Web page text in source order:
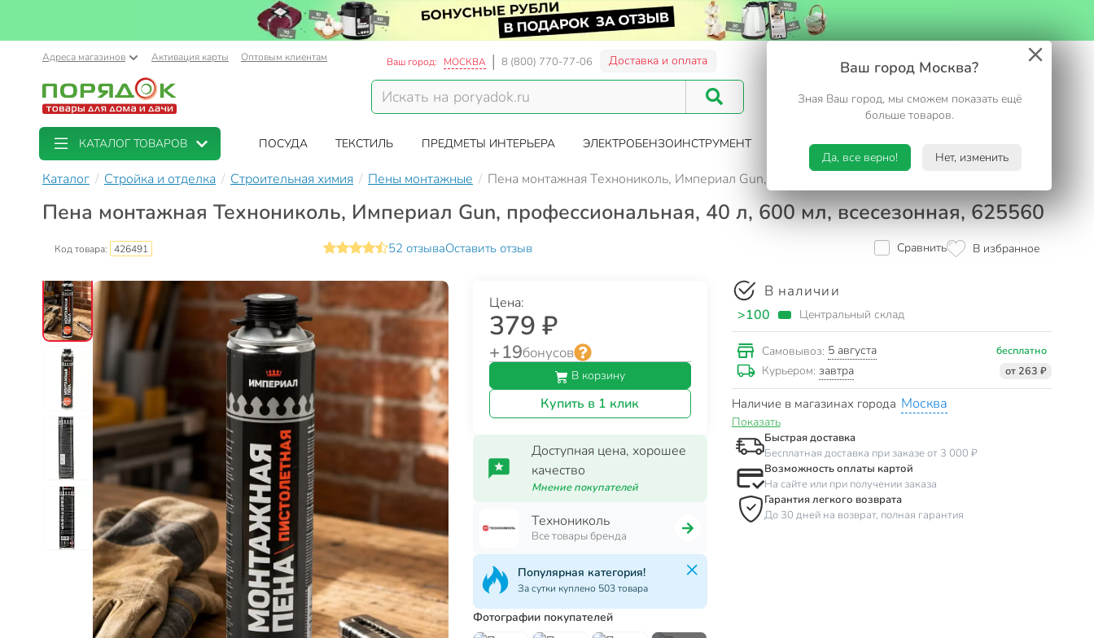
Ваш город Москва?
Зная Ваш город, мы сможем показать ещё
больше товаров.
Да, все верно! Нет, изменить
Адреса магазинов Активация карты Оптовым клиентам Ваш город: МОСКВА 8 (800) 770-77-06 Доставка и оплата
Корзина
КАТАЛОГ ТОВАРОВ ПОСУДА ТЕКСТИЛЬ ПРЕДМЕТЫ ИНТЕРЬЕРА ЭЛЕКТРОБЕНЗОИНСТРУМЕНТ САД И ОГОРОД ТУРИЗМ. ОТДЫХ НА ДАЧЕ
Каталог Стройка и отделка Строительная химия Пены монтажные Пена монтажная Технониколь, Империал Gun, профессиональная, 40 л, 600 мл, всесезонная,
Пена монтажная Технониколь, Империал Gun, профессиональная, 40 л, 600 мл, всесезонная, 625560
Код товара: 426491 52 отзываОставить отзыв Сравнить В избранное
Цена:
379 ₽
+ 19бонусов
В корзину
Купить в 1 клик
Доступная цена, хорошее
качество
Мнение покупателей
Технониколь
Все товары бренда
Популярная категория!
За сутки куплено 503 товара
Фотографии покупателей
В наличии
>100 Центральный склад
Самовывоз: 5 августа бесплатно
Курьером: завтра от 263 ₽
Наличие в магазинах города Москва
Показать
Быстрая доставка
Бесплатная доставка при заказе от 3 000 ₽
Возможность оплаты картой
На сайте или при получении заказа
Гарантия легкого возврата
До 30 дней на возврат, полная гарантия